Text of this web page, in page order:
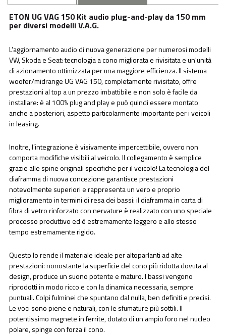
ETON UG VAG 150 Kit audio plug-and-play da 150 mm
per diversi modelli V.A.G.
L'aggiornamento audio di nuova generazione per numerosi modelli
VW, Skoda e Seat: tecnologia a cono migliorata e rivisitata e un'unità
di azionamento ottimizzata per una maggiore efficienza. Il sistema
woofer/midrange UG VAG 150, completamente rivisitato, offre
prestazioni al top a un prezzo imbattibile e non solo è facile da
installare: è al 100% plug and play e può quindi essere montato
anche a posteriori, aspetto particolarmente importante per i veicoli
in leasing.
Inoltre, l’integrazione è visivamente impercettibile, ovvero non
comporta modifiche visibili al veicolo. Il collegamento è semplice
grazie alle spine originali specifiche per il veicolo! La tecnologia del
diaframma di nuova concezione garantisce prestazioni
notevolmente superiori e rappresenta un vero e proprio
miglioramento in termini di resa dei bassi: il diaframma in carta di
fibra di vetro rinforzato con nervature è realizzato con uno speciale
processo produttivo ed è estremamente leggero e allo stesso
tempo estremamente rigido.
Questo lo rende il materiale ideale per altoparlanti ad alte
prestazioni: nonostante la superficie del cono più ridotta dovuta al
design, produce un suono potente e maturo. I bassi vengono
riprodotti in modo ricco e con la dinamica necessaria, sempre
puntuali. Colpi fulminei che spuntano dal nulla, ben definiti e precisi.
Le voci sono piene e naturali, con le sfumature più sottili. Il
potentissimo magnete in ferrite, dotato di un ampio foro nel nucleo
polare, spinge con forza il cono.